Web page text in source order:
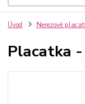
Úvod Nerezové
Placatka